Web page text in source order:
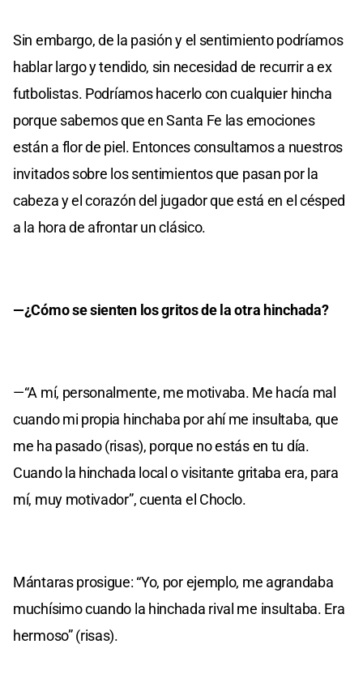
Sin embargo, de la pasión y el sentimiento podríamos
hablar largo y tendido, sin necesidad de recurrir a ex
futbolistas. Podríamos hacerlo con cualquier hincha
porque sabemos que en Santa Fe las emociones
están a flor de piel. Entonces consultamos a nuestros
invitados sobre los sentimientos que pasan por la
cabeza y el corazón del jugador que está en el césped
a la hora de afrontar un clásico.
—¿Cómo se sienten los gritos de la otra hinchada?
—“A mí, personalmente, me motivaba. Me hacía mal
cuando mi propia hinchaba por ahí me insultaba, que
me ha pasado (risas), porque no estás en tu día.
Cuando la hinchada local o visitante gritaba era, para
mí, muy motivador”, cuenta el Choclo.
Mántaras prosigue: “Yo, por ejemplo, me agrandaba
muchísimo cuando la hinchada rival me insultaba. Era
hermoso” (risas).